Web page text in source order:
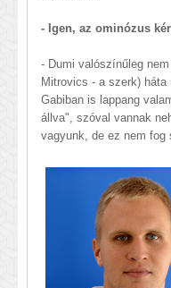
- Igen, az ominózus
- Dumi valószínűleg
Mitrovics - a szerk)
Gabiban is lappang
állva", szóval vannak
vagyunk, de ez nem